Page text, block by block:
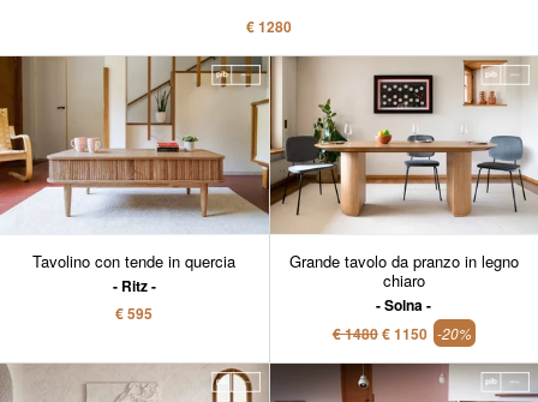
€ 1280
Tavolino con tende in quercia
Ritz
€ 595
Grande tavolo da pranzo in legno
chiaro
Solna
€ 1480€ 1150 -20%